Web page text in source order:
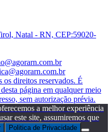
Natal - RN, CEP:59020-
direitos reservados. É
página em qualquer meio
sem autorização prévia.
a melhor experiência
este site, assumiremos que
Politica de Privacidade